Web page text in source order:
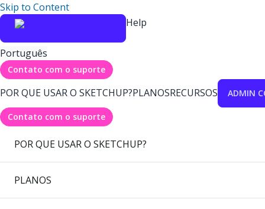
Skip to Content
Help
Português
Contato com o suporte
POR QUE USAR O SKETCHUP?PLANOSRECURSOS ADMIN
Contato com o suporte
POR QUE USAR O SKETCHUP?
PLANOS